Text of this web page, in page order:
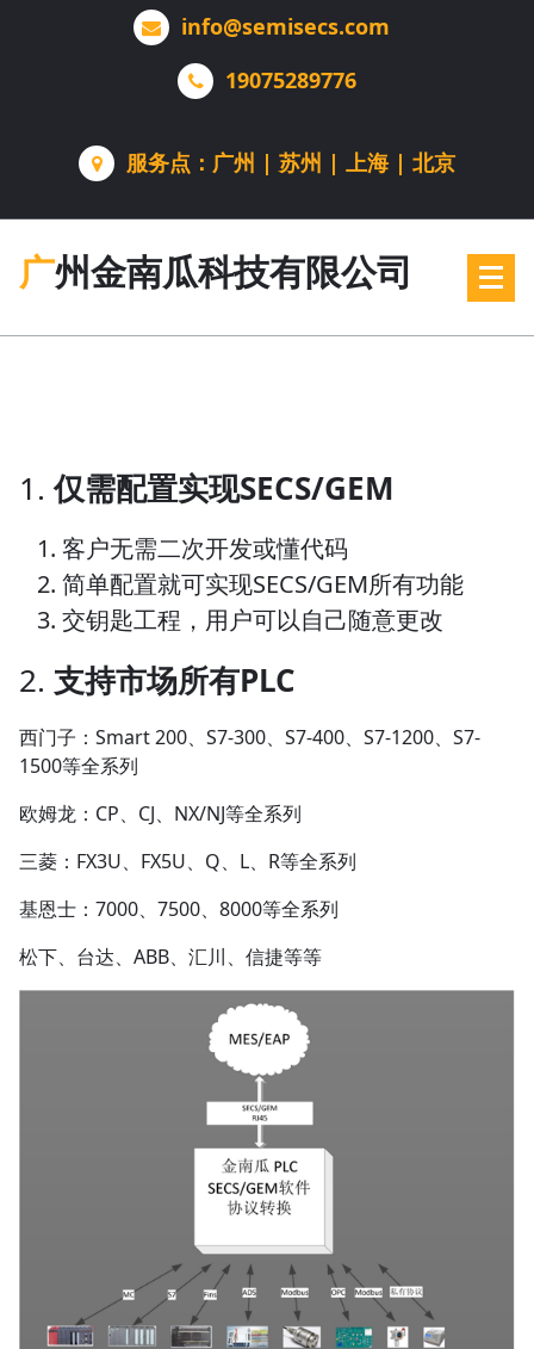
info@semisecs.com
19075289776
服务点：广州 | 苏州 | 上海 | 北京
广州金南瓜科技有限公司
1.仅需配置实现SECS/GEM
1. 客户无需二次开发或懂代码
2. 简单配置就可实现SECS/GEM所有功能
3. 交钥匙工程，用户可以自己随意更改
2. 支持市场所有PLC
西门子：Smart 200、S7-300、S7-400、S7-1200、S7-
1500等全系列
欧姆龙：CP、CJ、NX/NJ等全系列
三菱：FX3U、FX5U、Q、L、R等全系列
基恩士：7000、7500、8000等全系列
松下、台达、ABB、汇川、信捷等等